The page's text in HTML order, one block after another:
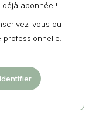
abonnée !
vous ou